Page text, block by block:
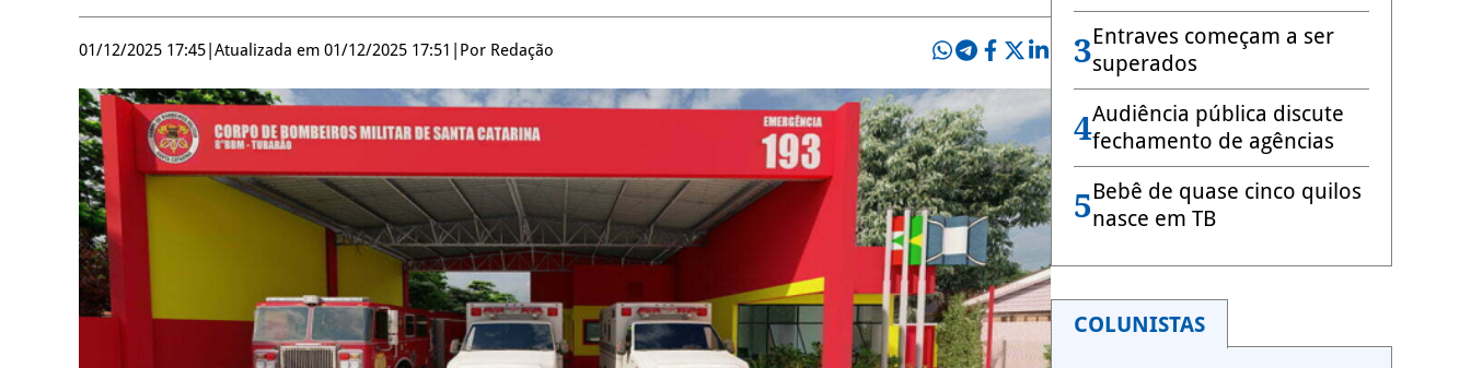
01/12/2025 17:45 Atualizada em 01/12/2025 17:51 Por Redação 3Entraves começam a ser
superados
4Audiência pública discute
fechamento de agências
5Bebê de quase cinco quilos
nasce em TB
COLUNISTAS